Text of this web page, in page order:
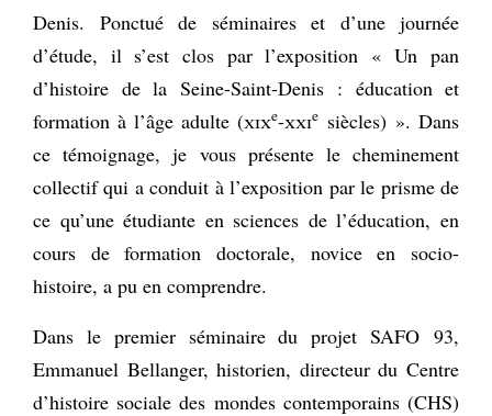
Denis. Ponctué de séminaires et d’une journée
d’étude, il s’est clos par l’exposition « Un pan
d’histoire de la Seine-Saint-Denis : éducation et
formation à l’âge adulte (xixe-xxie siècles) ». Dans
ce témoignage, je vous présente le cheminement
collectif qui a conduit à l’exposition par le prisme de
ce qu’une étudiante en sciences de l’éducation, en
cours de formation doctorale, novice en socio-
histoire, a pu en comprendre.
Dans le premier séminaire du projet SAFO 93,
Emmanuel Bellanger, historien, directeur du Centre
d’histoire sociale des mondes contemporains (CHS)